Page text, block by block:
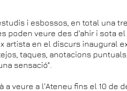
i esbossos, en total una
poden veure des d'ahir i sota el
artista en el discurs inaugural
taques, anotacions
sensació".
a veure a l'Ateneu fins el 10 de